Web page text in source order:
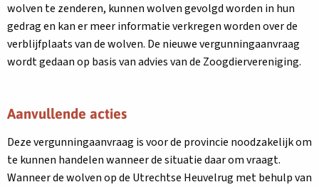
wolven te zenderen, kunnen wolven gevolgd worden in hun
gedrag en kan er meer informatie verkregen worden over de
verblijfplaats van de wolven. De nieuwe vergunningaanvraag
wordt gedaan op basis van advies van de Zoogdiervereniging.
Aanvullende acties
Deze vergunningaanvraag is voor de provincie noodzakelijk om
te kunnen handelen wanneer de situatie daar om vraagt.
Wanneer de wolven op de Utrechtse Heuvelrug met behulp van